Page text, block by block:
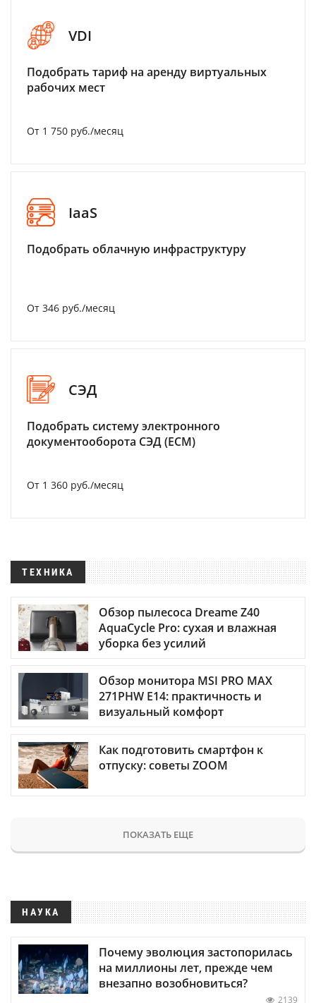
VDI
Подобрать тариф на аренду виртуальных
рабочих мест
От 1 750 руб./месяц
IaaS
Подобрать облачную инфраструктуру
От 346 руб./месяц
СЭД
Подобрать систему электронного
документооборота СЭД (ECM)
От 1 360 руб./месяц
ТЕХНИКА
Обзор пылесоса Dreame Z40
AquaCycle Pro: сухая и влажная
уборка без усилий
Обзор монитора MSI PRO MAX
271PHW E14: практичность и
визуальный комфорт
Как подготовить смартфон к
отпуску: советы ZOOM
ПОКАЗАТЬ ЕЩЕ
НАУКА
Почему эволюция застопорилась
на миллионы лет, прежде чем
внезапно возобновиться?
2139